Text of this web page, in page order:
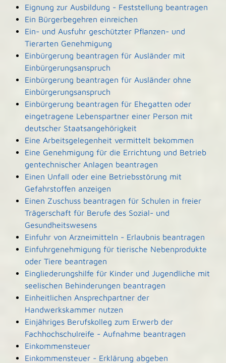
Eignung zur Ausbildung - Feststellung beantragen
Ein Bürgerbegehren einreichen
Ein- und Ausfuhr geschützter Pflanzen- und
Tierarten Genehmigung
Einbürgerung beantragen für Ausländer mit
Einbürgerungsanspruch
Einbürgerung beantragen für Ausländer ohne
Einbürgerungsanspruch
Einbürgerung beantragen für Ehegatten oder
eingetragene Lebenspartner einer Person mit
deutscher Staatsangehörigkeit
Eine Arbeitsgelegenheit vermittelt bekommen
Eine Genehmigung für die Errichtung und Betrieb
gentechnischer Anlagen beantragen
Einen Unfall oder eine Betriebsstörung mit
Gefahrstoffen anzeigen
Einen Zuschuss beantragen für Schulen in freier
Trägerschaft für Berufe des Sozial- und
Gesundheitswesens
Einfuhr von Arzneimitteln - Erlaubnis beantragen
Einfuhrgenehmigung für tierische Nebenprodukte
oder Tiere beantragen
Eingliederungshilfe für Kinder und Jugendliche mit
seelischen Behinderungen beantragen
Einheitlichen Ansprechpartner der
Handwerkskammer nutzen
Einjähriges Berufskolleg zum Erwerb der
Fachhochschulreife - Aufnahme beantragen
Einkommensteuer
Einkommensteuer - Erklärung abgeben